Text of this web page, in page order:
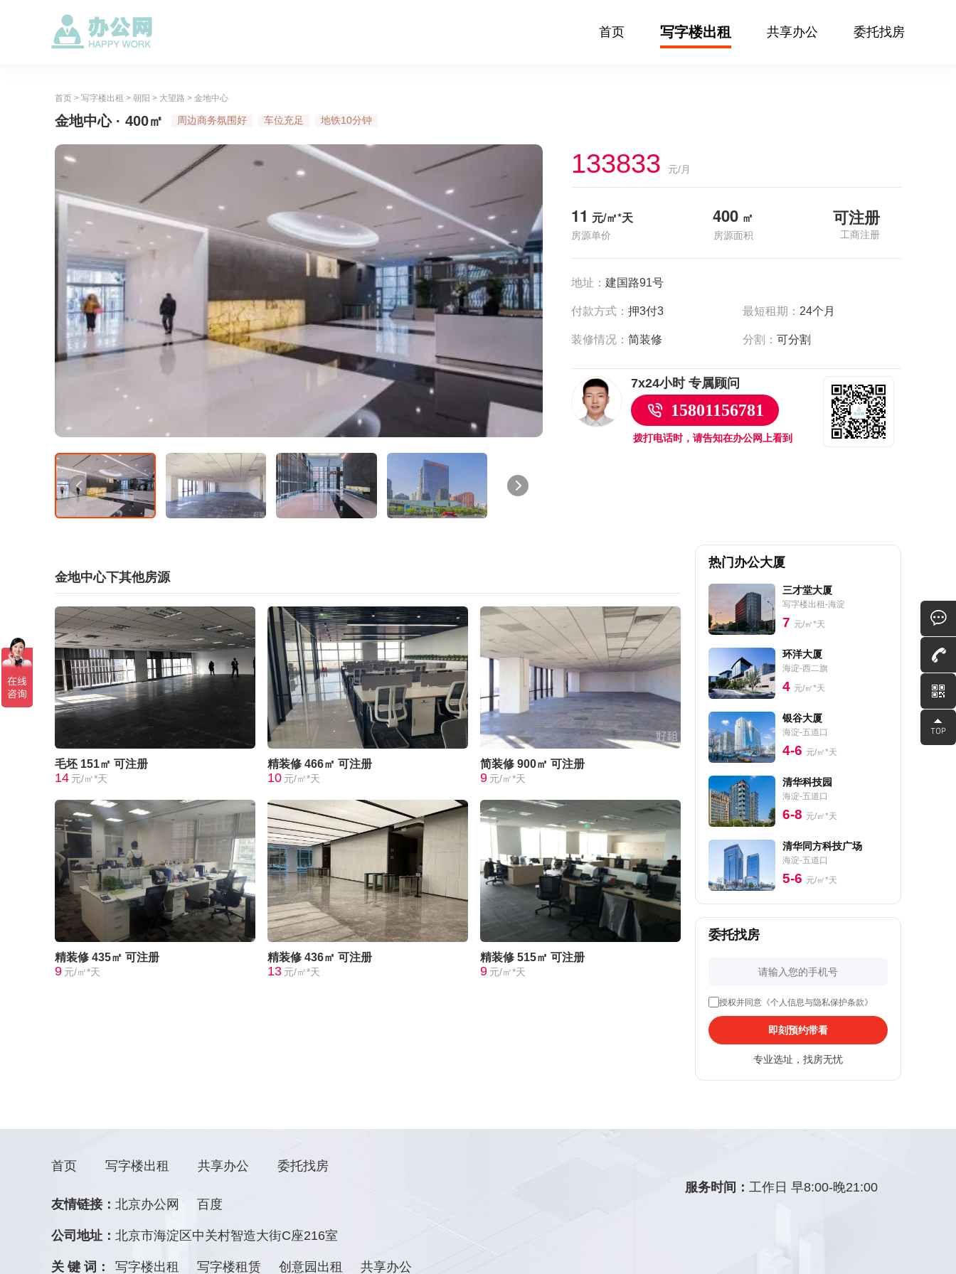
首页 写字楼出租 共享办公 委托找房
首页 > 写字楼出租 > 朝阳 > 大望路 > 金地中心
金地中心 · 400㎡ 周边商务氛围好 车位充足 地铁10分钟
133833 元/月
11 元/㎡*天
房源单价
400 ㎡
房源面积
可注册
工商注册
地址： 建国路91号
付款方式： 押3付3 最短租期： 24个月
装修情况： 简装修 分割：可分割
7x24小时 专属顾问
15801156781
拨打电话时，请告知在办公网上看到
金地中心下其他房源
毛坯 151㎡ 可注册
14 元/㎡*天
精装修 466㎡ 可注册
10 元/㎡*天
简装修 900㎡ 可注册
9 元/㎡*天
精装修 435㎡ 可注册
9 元/㎡*天
精装修 436㎡ 可注册
13 元/㎡*天
精装修 515㎡ 可注册
9 元/㎡*天
热门办公大厦
三才堂大厦
写字楼出租-海淀
7 元/㎡*天
环洋大厦
海淀-西二旗
4 元/㎡*天
银谷大厦
海淀-五道口
4-6 元/㎡*天
清华科技园
海淀-五道口
6-8 元/㎡*天
清华同方科技广场
海淀-五道口
5-6 元/㎡*天
委托找房
授权并同意《个人信息与隐私保护条款》
即刻预约带看
专业选址，找房无忧
首页 写字楼出租 共享办公 委托找房
友情链接： 北京办公网 百度
公司地址： 北京市海淀区中关村智造大街C座216室
关 键 词： 写字楼出租 写字楼租赁 创意园出租 共享办公
服务时间：工作日 早8:00-晚21:00